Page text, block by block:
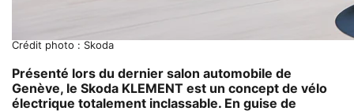
Crédit photo : Skoda
Présenté lors du dernier salon automobile de
Genève, le Skoda KLEMENT est un concept de vélo
électrique totalement inclassable. En guise de